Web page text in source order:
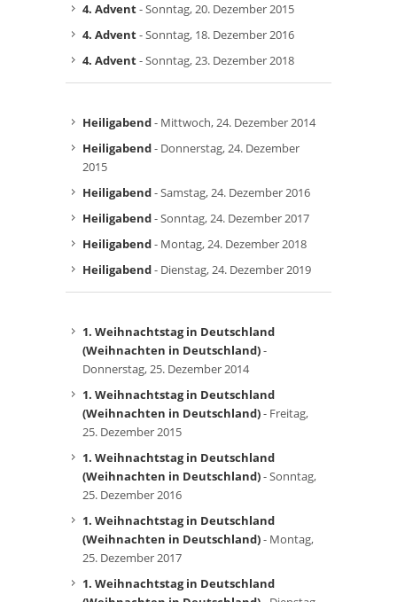
4. Advent- Sonntag, 20. Dezember 2015
4. Advent- Sonntag, 18. Dezember 2016
4. Advent- Sonntag, 23. Dezember 2018
Heiligabend- Mittwoch, 24. Dezember 2014
Heiligabend- Donnerstag, 24. Dezember
2015
Heiligabend- Samstag, 24. Dezember 2016
Heiligabend- Sonntag, 24. Dezember 2017
Heiligabend- Montag, 24. Dezember 2018
Heiligabend- Dienstag, 24. Dezember 2019
1. Weihnachtstag in Deutschland
(Weihnachten in Deutschland)-
Donnerstag, 25. Dezember 2014
1. Weihnachtstag in Deutschland
(Weihnachten in Deutschland)- Freitag,
25. Dezember 2015
1. Weihnachtstag in Deutschland
(Weihnachten in Deutschland)- Sonntag,
25. Dezember 2016
1. Weihnachtstag in Deutschland
(Weihnachten in Deutschland)- Montag,
25. Dezember 2017
1. Weihnachtstag in Deutschland